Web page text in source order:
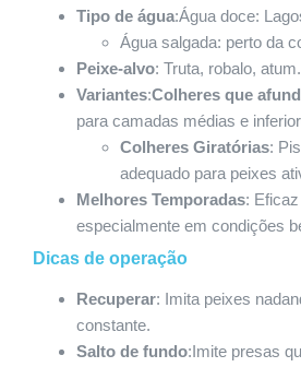
Tipo de água:Água doce:
Água salgada: perto da
Peixe-alvo: Truta, robalo, atum.
Variantes:Colheres que
para camadas médias e
Colheres Giratórias:
adequado para peixes
Melhores Temporadas:
especialmente em condições
Dicas de operação
Recuperar: Imita peixes
constante.
Salto de fundo:Imite presas